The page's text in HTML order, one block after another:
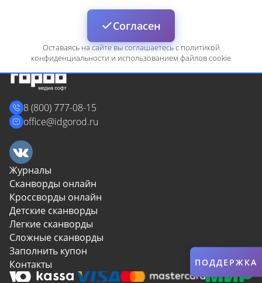
Журналы
Сканворды онлайн
Кроссворды онлайн
Детские сканворды
Легкие сканворды
Сложные сканворды
Заполнить купон
Контакты
8 (800) 777-08-15
office@idgorod.ru
Оставаясь на сайте вы соглашаетесь с политикой
конфиденциальности и использованием файлов cookie
Согласен
ПОДДЕРЖКА